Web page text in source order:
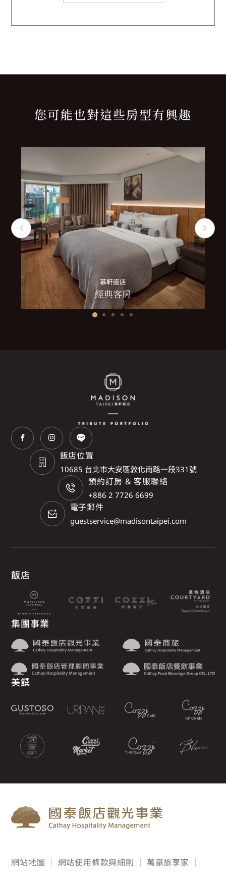
您可能也對這些房型有興趣
慕軒飯店
經典客房
飯店位置
10685 台北市大安區敦化南路一段331號
預約訂房 & 客服聯絡
+886 2 7726 6699
電子郵件
guestservice@madisontaipei.com
飯店
集團事業
美饌
網站地圖 網站使用條款與細則
萬豪旅享家